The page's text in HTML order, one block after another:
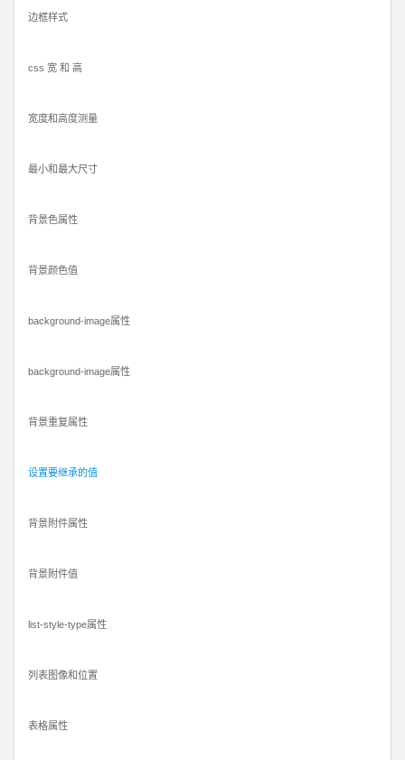
边框样式
css 宽 和 高
宽度和高度测量
最小和最大尺寸
背景色属性
背景颜色值
background-image属性
background-image属性
背景重复属性
设置要继承的值
背景附件属性
背景附件值
list-style-type属性
列表图像和位置
表格属性